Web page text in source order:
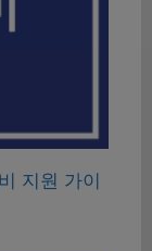
지원 가이